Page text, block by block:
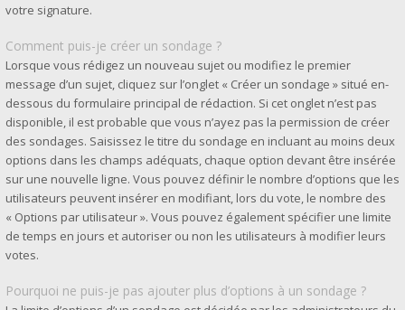
votre signature.
Comment puis-je créer un sondage ?
Lorsque vous rédigez un nouveau sujet ou modifiez le premier
message d’un sujet, cliquez sur l’onglet « Créer un sondage » situé en-
dessous du formulaire principal de rédaction. Si cet onglet n’est pas
disponible, il est probable que vous n’ayez pas la permission de créer
des sondages. Saisissez le titre du sondage en incluant au moins deux
options dans les champs adéquats, chaque option devant être insérée
sur une nouvelle ligne. Vous pouvez définir le nombre d’options que les
utilisateurs peuvent insérer en modifiant, lors du vote, le nombre des
« Options par utilisateur ». Vous pouvez également spécifier une limite
de temps en jours et autoriser ou non les utilisateurs à modifier leurs
votes.
Pourquoi ne puis-je pas ajouter plus d’options à un sondage ?